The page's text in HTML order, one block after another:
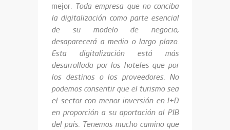
mejor. Toda empresa que no conciba
la digitalización como parte esencial
de su modelo de negocio,
desaparecerá a medio o largo plazo.
Esta digitalización está más
desarrollada por los hoteles que por
los destinos o los proveedores. No
podemos consentir que el turismo sea
el sector con menor inversión en I+D
en proporción a su aportación al PIB
del país. Tenemos mucho camino que